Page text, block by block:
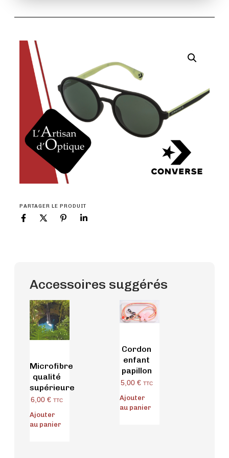
PARTAGER LE PRODUIT
Accessoires suggérés
Microfibre
qualité
supérieure
6,00 € TTC
Ajouter
au panier
Cordon
enfant
papillon
5,00 € TTC
Ajouter
au panier